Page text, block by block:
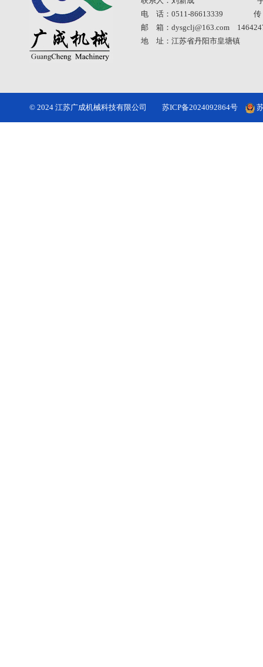
电 话：0511-86613339 传
邮 箱：dysgclj@163.com
地 址：江苏省丹阳市皇塘镇
© 2024 江苏广成机械科技有限公司 苏ICP备2024092864号